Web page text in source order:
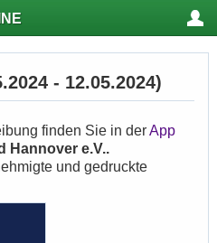
- 12.05.2024)
finden Sie in derApp
Hannover e.V..
und gedruckte